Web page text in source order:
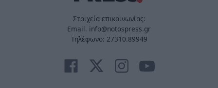
Στοιχεία επικοινωνίας:
Email. info@notospress.gr
Τηλέφωνο: 27310.89949